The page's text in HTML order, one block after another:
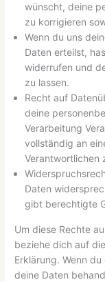
wünscht, deine
zu korrigieren
Wenn du uns
Daten erteilst,
widerrufen und
zu lassen.
Recht auf
deine
Verarbeitung
vollständig an
Verantwortlichen
Daten
gibt berechtigte
Um diese Rechte
beziehe dich auf
Erklärung. Wenn
deine Daten